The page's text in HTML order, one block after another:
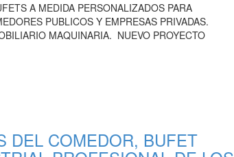
A MEDIDA PERSONALIZADOS PARA
PUBLICOS Y EMPRESAS PRIVADAS.
MAQUINARIA. NUEVO PROYECTO
DEL COMEDOR, BUFET